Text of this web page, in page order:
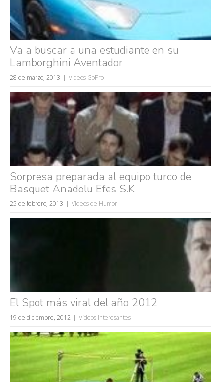
Va a buscar a una estudiante en su
Lamborghini Aventador
28 de marzo, 2013 Videos GoPro
Sorpresa preparada al equipo turco de
Basquet Anadolu Efes S.K
25 de febrero, 2013 Videos de Humor
El Spot más viral del año 2012
19 de diciembre, 2012 Vídeos Interesantes